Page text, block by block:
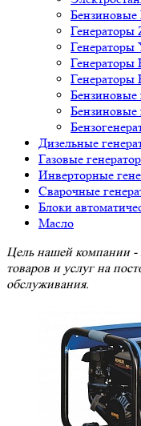
Бензиновые
Генераторы
Генераторы
Генераторы
Генераторы
Бензиновые
Бензиновые
Дизельные
Газовые
Инверторные
Сварочные
Блоки
Масло
Цель нашей компании -
товаров и услуг на
обслуживания.